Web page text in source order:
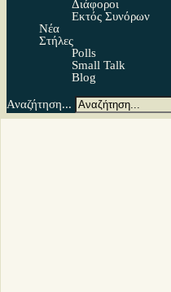
Διάφοροι
Εκτός Συνόρων
Νέα
Στήλες
Polls
Small Talk
Blog
Αναζήτηση...